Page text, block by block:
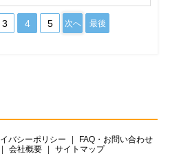
3 4 5 次へ 最後
バシーポリシー
FAQ・お問い合わせ
会社概要 サイトマップ